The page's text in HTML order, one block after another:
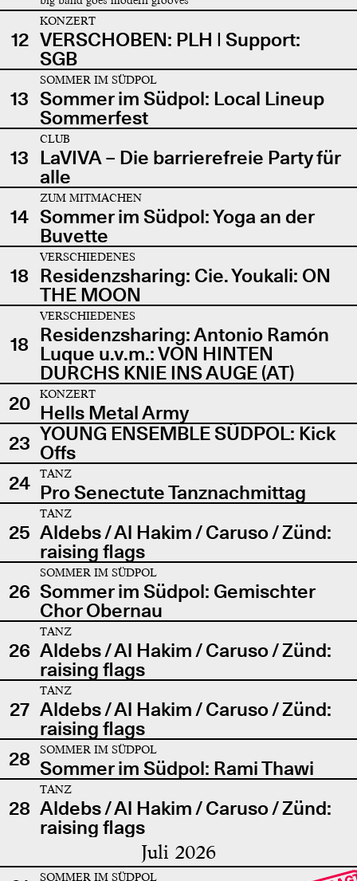
12
KONZERT
VERSCHOBEN: PLH | Support:
SGB
13
SOMMER IM SÜDPOL
Sommer im Südpol: Local Lineup
Sommerfest
13
CLUB
LaVIVA – Die barrierefreie Party für
alle
14
ZUM MITMACHEN
Sommer im Südpol: Yoga an der
Buvette
18
VERSCHIEDENES
Residenzsharing: Cie. Youkali: ON
THE MOON
18
VERSCHIEDENES
Residenzsharing: Antonio Ramón
Luque u.v.m.: VON HINTEN
DURCHS KNIE INS AUGE (AT)
20
KONZERT
Hells Metal Army
23 YOUNG ENSEMBLE SÜDPOL: Kick
Offs
24
TANZ
Pro Senectute Tanznachmittag
25
TANZ
Aldebs / Al Hakim / Caruso / Zünd:
raising flags
26
SOMMER IM SÜDPOL
Sommer im Südpol: Gemischter
Chor Obernau
26
TANZ
Aldebs / Al Hakim / Caruso / Zünd:
raising flags
27
TANZ
Aldebs / Al Hakim / Caruso / Zünd:
raising flags
28
SOMMER IM SÜDPOL
Sommer im Südpol: Rami Thawi
28
TANZ
Aldebs / Al Hakim / Caruso / Zünd:
raising flags
Juli 2026
SOMMER IM SÜDPOL